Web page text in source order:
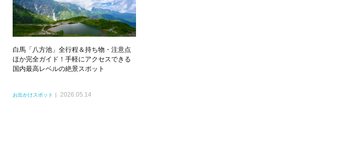
白馬「八方池」全行程＆持ち物・注意点
ほか完全ガイド！手軽にアクセスできる
国内最高レベルの絶景スポット
お出かけスポット 2026.05.14